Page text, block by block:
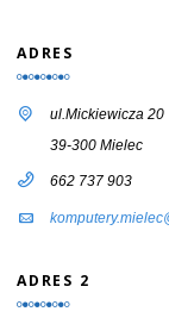
ADRES
ul.Mickiewicza 20
39-300 Mielec
662 737 903
ADRES 2